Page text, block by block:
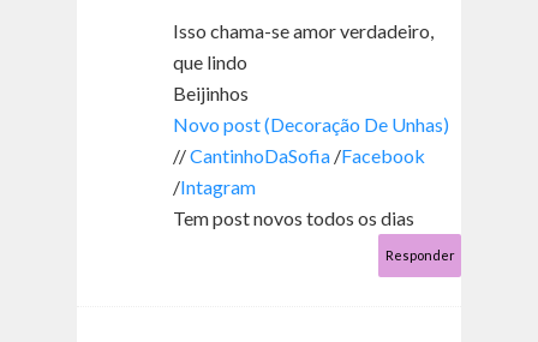
Isso chama-se amor verdadeiro,
que lindo
Beijinhos
Novo post (Decoração De Unhas)
//CantinhoDaSofia /Facebook
/Intagram
Tem post novos todos os dias
Responder